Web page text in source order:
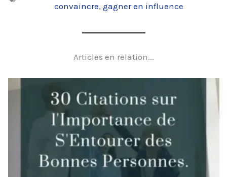
convaincre, gagner en influence
Articles en relation...